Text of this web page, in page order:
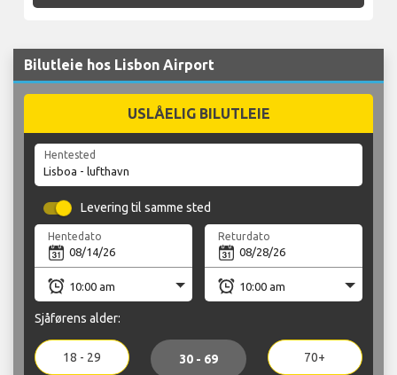
Bilutleie hos Lisbon Airport
USLÅELIG BILUTLEIE
Hentested
Levering til samme sted
Hentedato Returdato
Sjåførens alder:
18 - 29 30 - 69 70+